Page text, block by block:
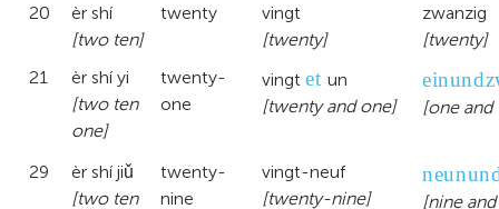
20
èr shí
[two ten]
twenty
vingt
[twenty]
zwanzig
[twenty]
21
èr shí yi
[two ten
one]
twenty-
one
vingt
un
[twenty and one]
[one
29
èr shí jiǔ
[two ten
twenty-
nine
vingt-neuf
[twenty-nine]
[nine